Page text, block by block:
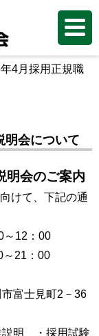
4月採用正規職
会について
会のご案内
けて、下記の通
12：00
21：00
富士見町2－36
説明 ・採用試験